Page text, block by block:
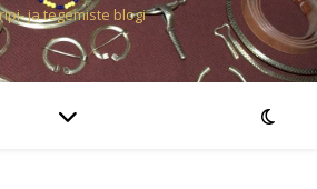
ja tegemiste blogi